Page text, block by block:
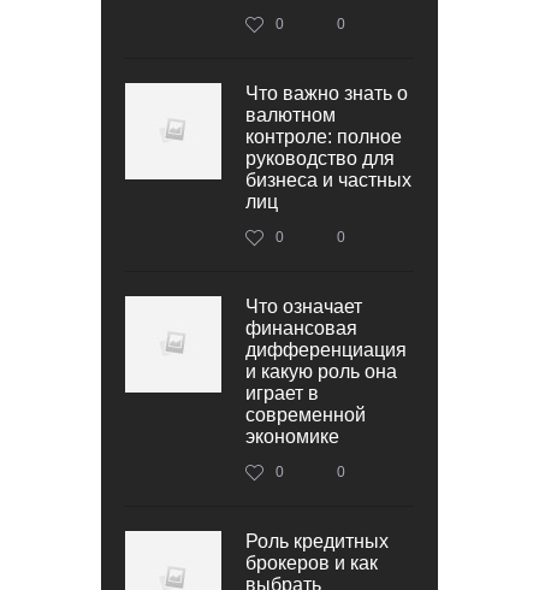
0 0
Что важно знать о
валютном
контроле: полное
руководство для
бизнеса и частных
лиц
0 0
Что означает
финансовая
дифференциация
и какую роль она
играет в
современной
экономике
0 0
Роль кредитных
брокеров и как
выбрать